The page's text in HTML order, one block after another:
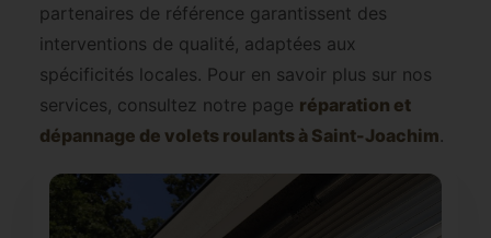
partenaires de référence garantissent des
interventions de qualité, adaptées aux
spécificités locales. Pour en savoir plus sur nos
services, consultez notre page réparation et
dépannage de volets roulants à Saint-Joachim.